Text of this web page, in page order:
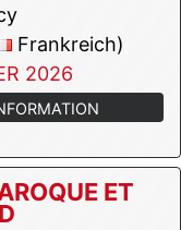
Frankreich)
2026
ET